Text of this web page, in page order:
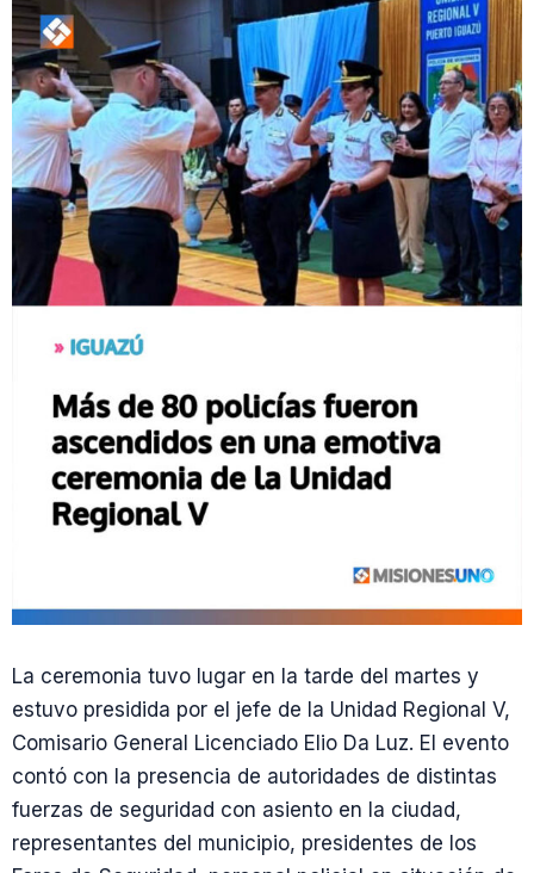
La ceremonia tuvo lugar en la tarde del martes y
estuvo presidida por el jefe de la Unidad Regional V,
Comisario General Licenciado Elio Da Luz. El evento
contó con la presencia de autoridades de distintas
fuerzas de seguridad con asiento en la ciudad,
representantes del municipio, presidentes de los